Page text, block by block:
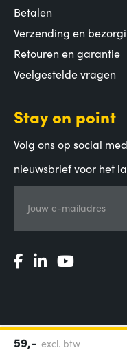
59,- excl. btw
Betalen
Verzending en
Retouren en garantie
Veelgestelde vragen
Stay on point
Volg ons op social
nieuwsbrief voor het
Jouw e-mailadres
Algemene voorwaarden